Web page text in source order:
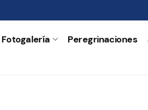
Fotogalería Peregrinaciones